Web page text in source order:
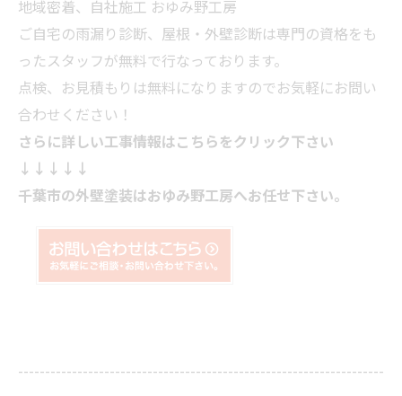
地域密着、自社施工 おゆみ野工房
ご自宅の雨漏り診断、屋根・外壁診断は専門の資格をも
ったスタッフが無料で行なっております。
点検、お見積もりは無料になりますのでお気軽にお問い
合わせください！
さらに詳しい工事情報はこちらをクリック下さい
↓↓↓↓↓
千葉市の外壁塗装はおゆみ野工房へお任せ下さい。
--------------------------------------------------------------------